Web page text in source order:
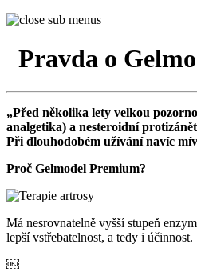
Pravda o
„Před několika lety velkou
analgetika) a nesteroidní
Při dlouhodobém užívání navíc
Proč Gelmodel Premium?
Má nesrovnatelně vyšší stupeň
lepší vstřebatelnost, a tedy i účinnost.
￼